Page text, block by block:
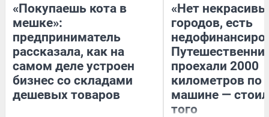
«Покупаешь кота в
мешке»:
предприниматель
рассказала, как на
самом деле устроен
бизнес со складами
дешевых товаров
«Нет
городов, есть
проехали 2000
километров по
машине —
того